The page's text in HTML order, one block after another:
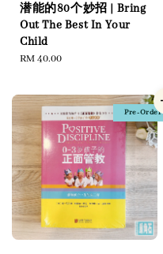
潜能的80个妙招 | Bring
Out The Best In Your
Child
Regular
RM 40.00
Pre-Order